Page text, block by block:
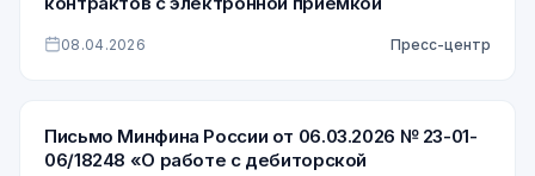
08.04.2026 Пресс-центр
Письмо Минфина России от 06.03.2026 № 23-01-
06/18248 «О работе с дебиторской